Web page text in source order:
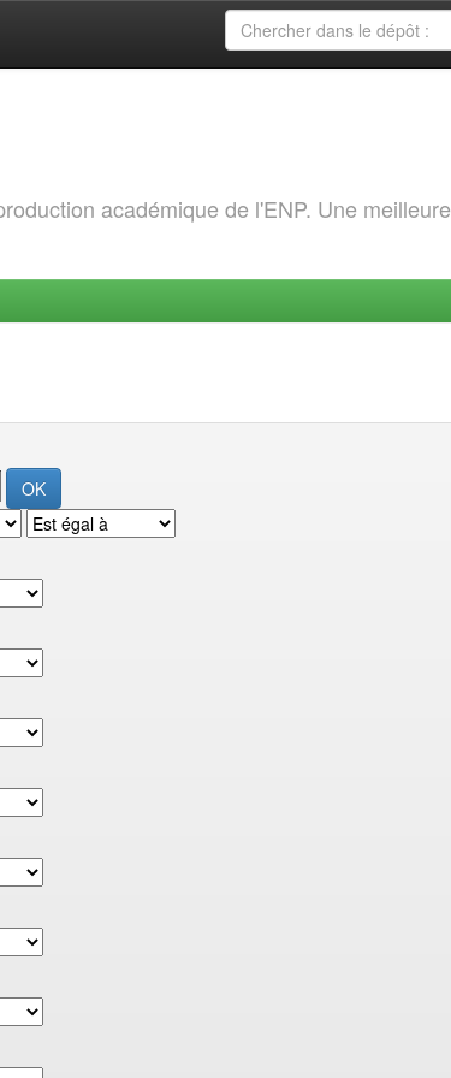
académique de l'ENP. Une meilleure